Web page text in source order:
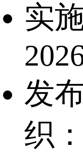
实
发
织：